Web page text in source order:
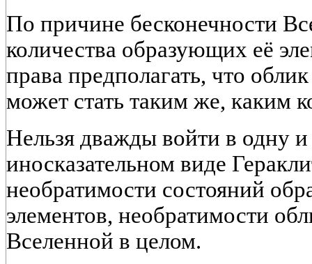
По причине бесконечности
количества образующих её
права предполагать, что
может стать таким же, каким
Нельзя дважды войти в одну
иносказательном виде
необратимости состояний
элементов, необратимости
Вселенной в целом.